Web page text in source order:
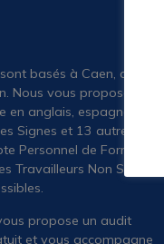
basés à Caen, au
Nous vous proposons
anglais, espagnol,
Signes et 13 autres
Personnel de Formation,
Travailleurs Non Salariés,
propose un audit
et vous accompagne